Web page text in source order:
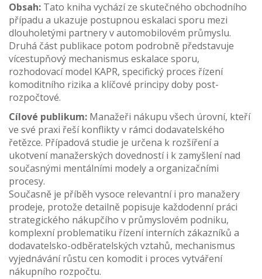
Obsah: Tato kniha vychází ze skutečného obchodního
případu a ukazuje postupnou eskalaci sporu mezi
dlouholetými partnery v automobilovém průmyslu.
Druhá část publikace potom podrobně představuje
vícestupňový mechanismus eskalace sporu,
rozhodovací model KAPR, specifický proces řízení
komoditního rizika a klíčové principy doby post-
rozpočtové.
Cílové publikum: Manažeři nákupu všech úrovní, kteří
ve své praxi řeší konflikty v rámci dodavatelského
řetězce. Případová studie je určena k rozšíření a
ukotvení manažerských dovedností i k zamyšlení nad
současnými mentálními modely a organizačními
procesy.
Současně je příběh vysoce relevantní i pro manažery
prodeje, protože detailně popisuje každodenní práci
strategického nákupčího v průmyslovém podniku,
komplexní problematiku řízení interních zákazníků a
dodavatelsko-odběratelských vztahů, mechanismus
vyjednávání růstu cen komodit i proces vytváření
nákupního rozpočtu.